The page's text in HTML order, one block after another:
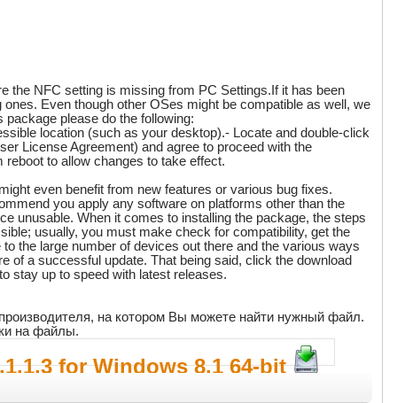
the NFC setting is missing from PC Settings.If it has been
Even though other OSes might be compatible as well, we
please do the following:
location (such as your desktop).- Locate and double-click
License Agreement) and agree to proceed with the
to allow changes to take effect.
even benefit from new features or various bug fixes.
you apply any software on platforms other than the
unusable. When it comes to installing the package, the steps
usually, you must make check for compatibility, get the
the large number of devices out there and the various ways
of a successful update. That being said, click the download
stay up to speed with latest releases.
на котором Вы можете найти нужный файл.
на файлы.
for Windows 8.1 64-bit